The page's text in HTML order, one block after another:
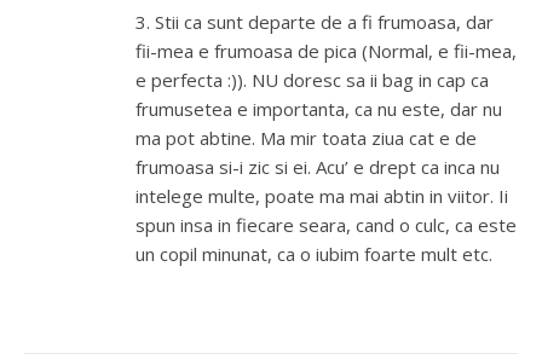
3. Stii ca sunt departe de a fi frumoasa, dar
fii-mea e frumoasa de pica (Normal, e fii-mea,
e perfecta :)). NU doresc sa ii bag in cap ca
frumusetea e importanta, ca nu este, dar nu
ma pot abtine. Ma mir toata ziua cat e de
frumoasa si-i zic si ei. Acu’ e drept ca inca nu
intelege multe, poate ma mai abtin in viitor. Ii
spun insa in fiecare seara, cand o culc, ca este
un copil minunat, ca o iubim foarte mult etc.